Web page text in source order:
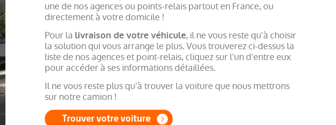
une de nos agences ou points-relais partout en France, ou
directement à votre domicile !
Pour la livraison de votre véhicule, il ne vous reste qu'à choisir
la solution qui vous arrange le plus. Vous trouverez ci-dessus la
liste de nos agences et point-relais, cliquez sur l'un d'entre eux
pour accéder à ses informations détaillées.
Il ne vous reste plus qu'à trouver la voiture que nous mettrons
sur notre camion !
Trouver votre voiture